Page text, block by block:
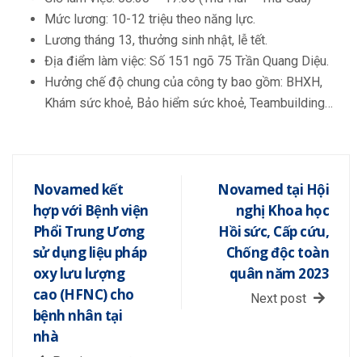
Mức lương: 10-12 triệu theo năng lực.
Lương tháng 13, thưởng sinh nhật, lễ tết.
Địa điểm làm việc: Số 151 ngõ 75 Trần Quang Diệu.
Hưởng chế độ chung của công ty bao gồm: BHXH,
Khám sức khoẻ, Bảo hiểm sức khoẻ, Teambuilding…
Novamed kết
hợp với Bệnh viện
Phổi Trung Ương
sử dụng liệu pháp
oxy lưu lượng
cao (HFNC) cho
bệnh nhân tại
nhà
Novamed tại Hội
nghị Khoa học
Hồi sức, Cấp cứu,
Chống độc toàn
quân năm 2023
Next post